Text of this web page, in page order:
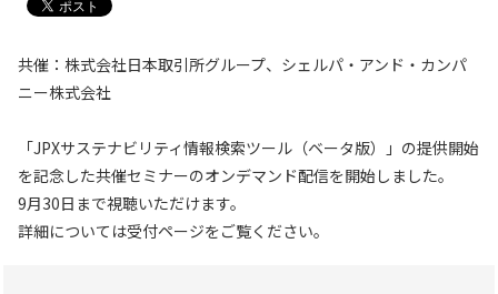
共催：株式会社日本取引所グループ、シェルパ・アンド・カンパ
ニー株式会社
「JPXサステナビリティ情報検索ツール（ベータ版）」の提供開始
を記念した共催セミナーのオンデマンド配信を開始しました。
9月30日まで視聴いただけます。
詳細については受付ページをご覧ください。